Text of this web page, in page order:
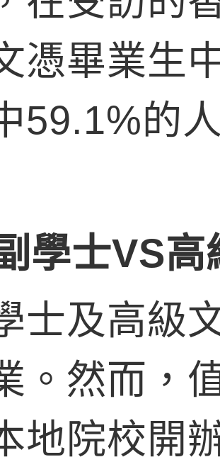
憑畢業生
59.1%的
學士VS
士及高級
。然而，
地院校開